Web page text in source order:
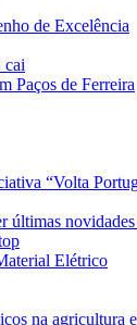
de Excelência
cai
Paços de Ferreira
“Volta
Elétrico
na agricultura